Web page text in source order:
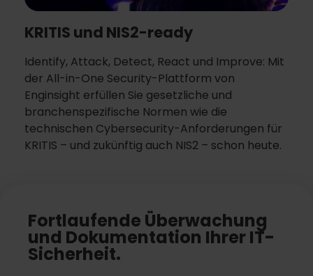
KRITIS und NIS2-ready
Identify, Attack, Detect, React und Improve: Mit
der All-in-One Security-Plattform von
Enginsight erfüllen Sie gesetzliche und
branchenspezifische Normen wie die
technischen Cybersecurity-Anforderungen für
KRITIS – und zukünftig auch NIS2 – schon heute.
Fortlaufende Überwachung
und Dokumentation Ihrer IT-
Sicherheit.